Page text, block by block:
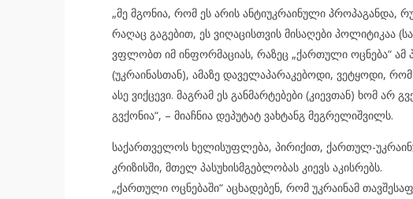
„მე მგონია, რომ ეს არის ანტიუკრაინული პროპაგანდა,
რაღაც გაგებით, ეს ვიღაცისთვის მისაღები პოლიტიკაა
ვფლობთ იმ ინფორმაციას, რაზეც „ქართული ოცნება“ ამ
(უკრაინასთან), ამაზე დაველაპარაკებოდი, ვეტყოდი,
ასე ვიქცევი. მაგრამ ეს განმარტებები (კიევთან) ხომ
გვქონია“, – მიაჩნია დეპუტატ ვახტანგ მეგრელიშვილს.
საქართველოს ხელისუფლება, პირიქით, ქართულ-
კრიზისში, მთელ პასუხისმგებლობას კიევს აკისრებს.
„ქართული ოცნებაში“ აცხადებენ, რომ უკრაინამ